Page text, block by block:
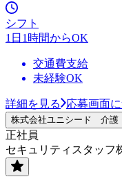
シフト
1日1時間からOK
交通費支給
未経験OK
詳細を見る 応募画面
株式会社ユニシード 介護
正社員
セキュリティスタッフ